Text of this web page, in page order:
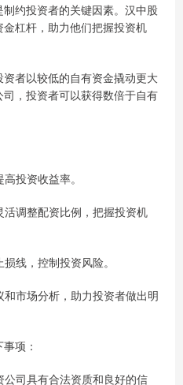
约投资者的关键因素。汉中股
杠杆，助力他们把握投资机
者以较低的自有资金撬动更大
，投资者可以获得数倍于自有
投资收益率。
调整配资比例，把握投资机
线，控制投资风险。
市场分析，助力投资者做出明
项：
司具有合法资质和良好的信